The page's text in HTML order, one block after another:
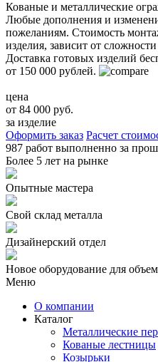
Кованые и металлические
Любые дополнения и
пожеланиям. Стоимость
изделия, зависит от
Доставка готовых изделий
от 150 000 рублей.
цена
от 84 000 руб.
за изделие
Оформить заказ Расчет
987 работ выполненно за
Более 5 лет на рынке
Опытные мастера
Свой склад металла
Дизайнерский отдел
Новое оборудование для
Меню
О компании
Каталог
Металлические
Кованые лестницы
Козырьки